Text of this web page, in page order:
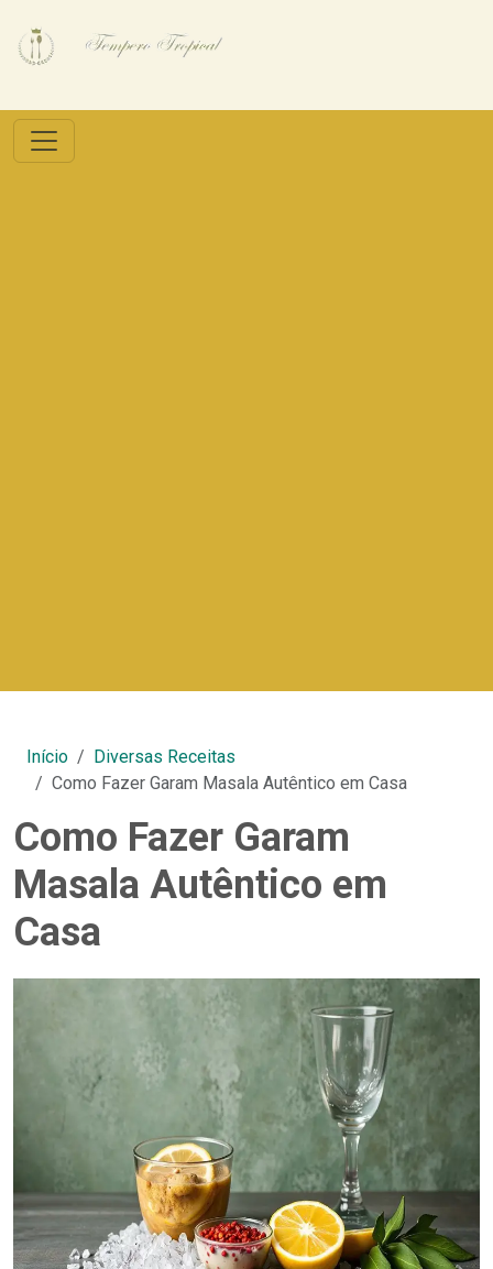
Início
Diversas Receitas
Como Fazer Garam Masala Autêntico em Casa
Como Fazer Garam
Masala Autêntico em
Casa